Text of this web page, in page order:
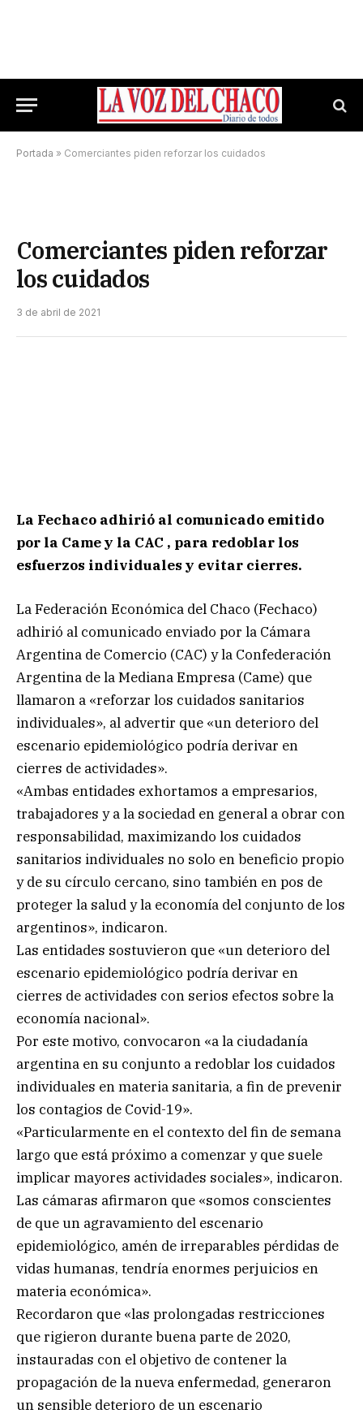
Portada » Comerciantes piden reforzar los cuidados
Comerciantes piden reforzar
los cuidados
3 de abril de 2021
La Fechaco adhirió al comunicado emitido
por la Came y la CAC , para redoblar los
esfuerzos individuales y evitar cierres.
La Federación Económica del Chaco (Fechaco)
adhirió al comunicado enviado por la Cámara
Argentina de Comercio (CAC) y la Confederación
Argentina de la Mediana Empresa (Came) que
llamaron a «reforzar los cuidados sanitarios
individuales», al advertir que «un deterioro del
escenario epidemiológico podría derivar en
cierres de actividades».
«Ambas entidades exhortamos a empresarios,
trabajadores y a la sociedad en general a obrar con
responsabilidad, maximizando los cuidados
sanitarios individuales no solo en beneficio propio
y de su círculo cercano, sino también en pos de
proteger la salud y la economía del conjunto de los
argentinos», indicaron.
Las entidades sostuvieron que «un deterioro del
escenario epidemiológico podría derivar en
cierres de actividades con serios efectos sobre la
economía nacional».
Por este motivo, convocaron «a la ciudadanía
argentina en su conjunto a redoblar los cuidados
individuales en materia sanitaria, a fin de prevenir
los contagios de Covid-19».
«Particularmente en el contexto del fin de semana
largo que está próximo a comenzar y que suele
implicar mayores actividades sociales», indicaron.
Las cámaras afirmaron que «somos conscientes
de que un agravamiento del escenario
epidemiológico, amén de irreparables pérdidas de
vidas humanas, tendría enormes perjuicios en
materia económica».
Recordaron que «las prolongadas restricciones
que rigieron durante buena parte de 2020,
instauradas con el objetivo de contener la
propagación de la nueva enfermedad, generaron
un sensible deterioro de un escenario